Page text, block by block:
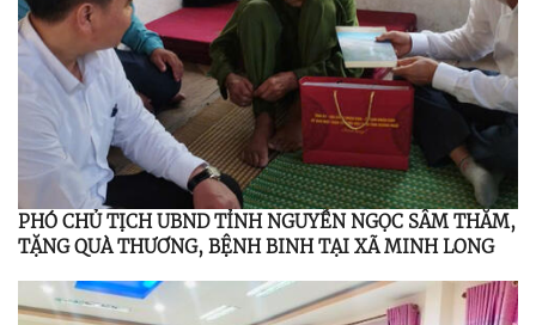
PHÓ CHỦ TỊCH UBND TỈNH NGUYỄN NGỌC SÂM THĂM,
TẶNG QUÀ THƯƠNG, BỆNH BINH TẠI XÃ MINH LONG